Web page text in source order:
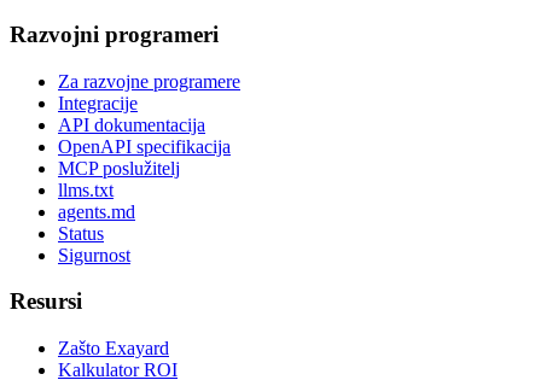
Razvojni programeri
Za razvojne programere
Integracije
API dokumentacija
OpenAPI specifikacija
MCP poslužitelj
llms.txt
agents.md
Status
Sigurnost
Resursi
Zašto Exayard
Kalkulator ROI